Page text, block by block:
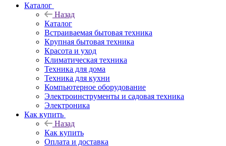
Каталог
Назад
Каталог
Встраиваемая бытовая техника
Крупная бытовая техника
Красота и уход
Климатическая техника
Техника для дома
Техника для кухни
Компьютерное оборудование
Электроинструменты и садовая техника
Электроника
Как купить
Назад
Как купить
Оплата и доставка